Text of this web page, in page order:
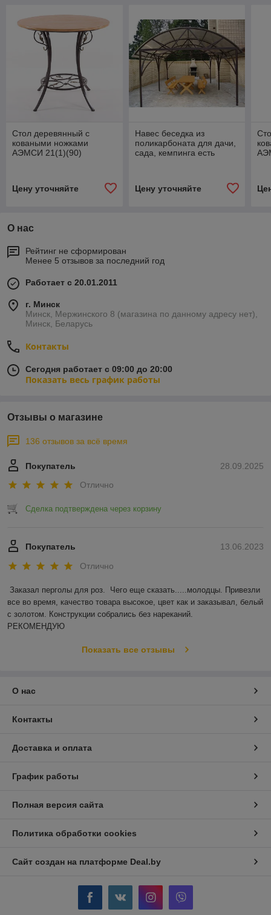
Стол деревянный с
коваными ножками
АЭМСИ 21(1)(90)
Цену уточняйте
Навес беседка из
поликарбоната для дачи,
сада, кемпинга есть
Цену уточняйте
О нас
Рейтинг не сформирован
Менее 5 отзывов за последний год
Работает с 20.01.2011
г. Минск
Минск, Мержинского 8 (магазина по данному адресу нет),
Минск, Беларусь
Контакты
Сегодня работает с 09:00 до 20:00
Показать весь график работы
Отзывы о магазине
136 отзывов за всё время
28.09.2025
Покупатель
Отлично
Сделка подтверждена через корзину
13.06.2023
Покупатель
Отлично
Заказал перголы для роз.  Чего еще сказать.....молодцы. Привезли
все во время, качество товара высокое, цвет как и заказывал, белый
с золотом. Конструкции собрались без нареканий.
РЕКОМЕНДУЮ
Показать все отзывы
О нас
Контакты
Доставка и оплата
График работы
Полная версия сайта
Политика обработки cookies
Сайт создан на платформе Deal.by